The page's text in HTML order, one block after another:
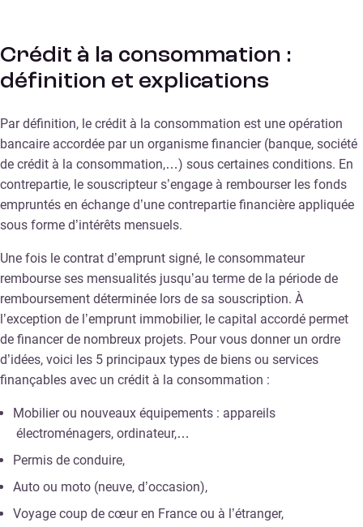
Crédit à la consommation :
définition et explications
Par définition, le crédit à la consommation est une opération
bancaire accordée par un organisme financier (banque, société
de crédit à la consommation,…) sous certaines conditions. En
contrepartie, le souscripteur s’engage à rembourser les fonds
empruntés en échange d’une contrepartie financière appliquée
sous forme d’intérêts mensuels.
Une fois le contrat d’emprunt signé, le consommateur
rembourse ses mensualités jusqu’au terme de la période de
remboursement déterminée lors de sa souscription. À
l’exception de l’emprunt immobilier, le capital accordé permet
de financer de nombreux projets. Pour vous donner un ordre
d’idées, voici les 5 principaux types de biens ou services
finançables avec un crédit à la consommation :
Mobilier ou nouveaux équipements : appareils
électroménagers, ordinateur,…
Permis de conduire,
Auto ou moto (neuve, d’occasion),
Voyage coup de cœur en France ou à l’étranger,